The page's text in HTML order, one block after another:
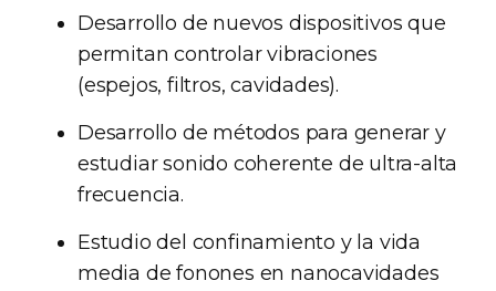
Desarrollo de nuevos dispositivos que
permitan controlar vibraciones
(espejos, filtros, cavidades).
Desarrollo de métodos para generar y
estudiar sonido coherente de ultra-alta
frecuencia.
Estudio del confinamiento y la vida
media de fonones en nanocavidades